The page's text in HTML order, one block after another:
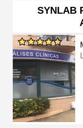
SYNLAB